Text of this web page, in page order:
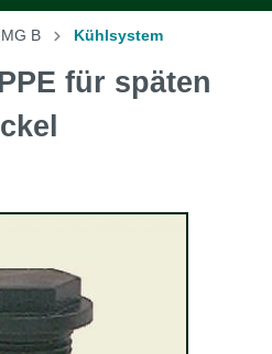
MG B Kühlsystem
für späten